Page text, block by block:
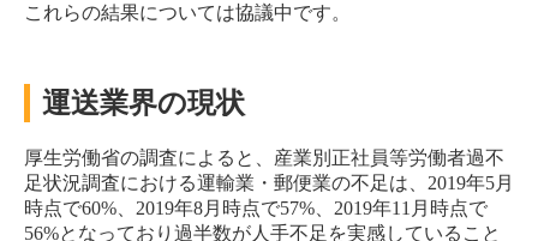
これらの結果については協議中です。
運送業界の現状
厚生労働省の調査によると、産業別正社員等労働者過不
足状況調査における運輸業・郵便業の不足は、2019年5月
時点で60%、2019年8月時点で57%、2019年11月時点で
56%となっており過半数が人手不足を実感していること